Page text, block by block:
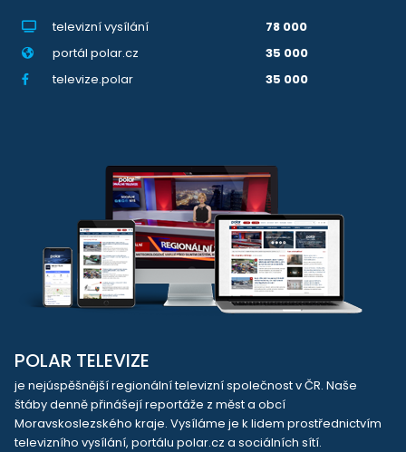
televizní vysílání
78 000
portál polar.cz
35 000
televize.polar
35 000
POLAR TELEVIZE
je nejúspěšnější regionální televizní společnost v ČR. Naše
štáby denně přinášejí reportáže z měst a obcí
Moravskoslezského kraje. Vysíláme je k lidem prostřednictvím
televizního vysílání, portálu polar.cz a sociálních sítí.